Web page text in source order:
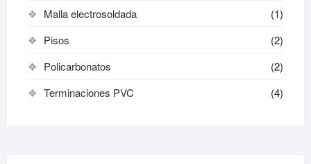
Malla electrosoldada
(1)
Pisos
(2)
Policarbonatos
(2)
Terminaciones PVC
(4)